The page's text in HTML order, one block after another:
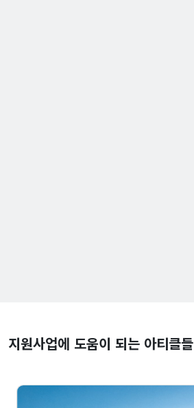
지원사업에 도움이 되는 아티클들